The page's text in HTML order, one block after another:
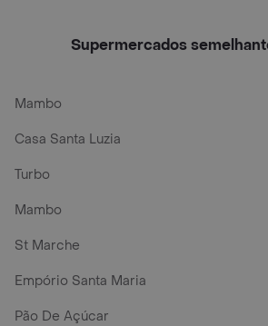
Supermercados
Mambo
Casa Santa Luzia
Turbo
Mambo
St Marche
Empório Santa Maria
Pão De Açúcar